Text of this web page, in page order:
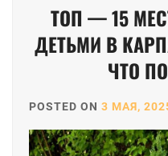
ТОП — 15
ДЕТЬМИ В
ЧТО
POSTED ON 3 МАЯ,